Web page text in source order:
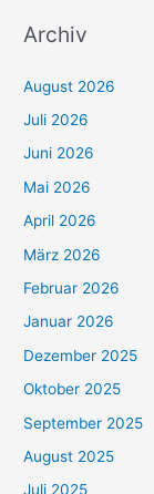
Archiv
August 2026
Juli 2026
Juni 2026
Mai 2026
April 2026
März 2026
Februar 2026
Januar 2026
Dezember 2025
Oktober 2025
September 2025
August 2025
Juli 2025